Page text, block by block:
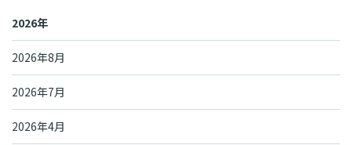
2026年
2026年8月
2026年7月
2026年4月